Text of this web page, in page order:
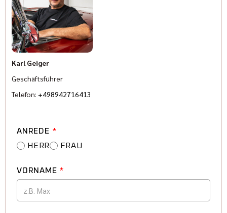
Karl Geiger
Geschäftsführer
Telefon: +498942716413
ANREDE *
HERR
FRAU
VORNAME *